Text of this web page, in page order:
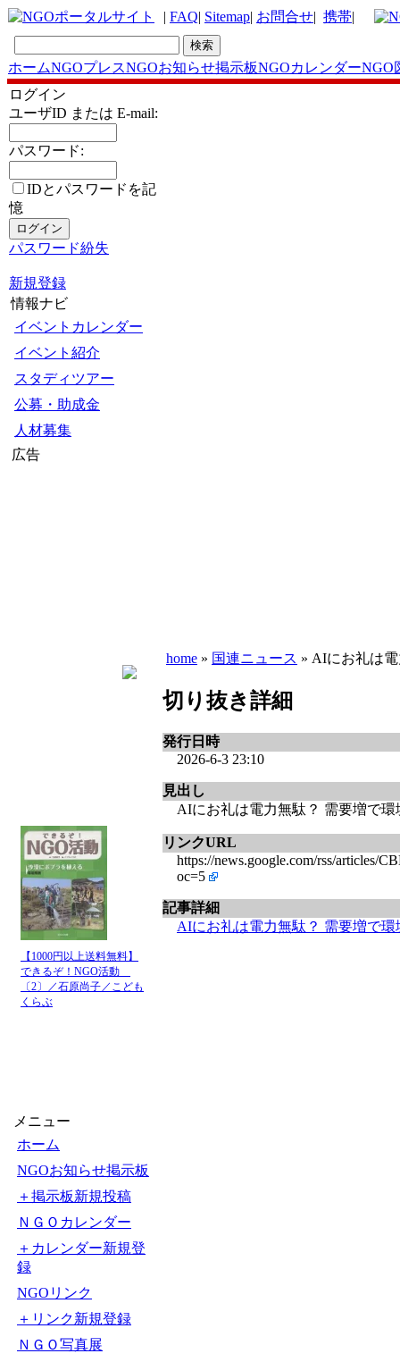
| FAQ| Sitemap| お問合せ| 携帯|
ホームNGOプレスNGOお知らせ掲示板NGOカレンダーNGO
ログイン
ユーザID または E-mail:
パスワード:
IDとパスワードを記
憶
パスワード紛失
新規登録
情報ナビ
イベントカレンダー
イベント紹介
スタディツアー
公募・助成金
人材募集
広告
【1000円以上送料無料】
できるぞ！NGO活動
〔2〕／石原尚子／こども
くらぶ
メニュー
ホーム
NGOお知らせ掲示板
＋掲示板新規投稿
ＮＧＯカレンダー
＋カレンダー新規登
録
NGOリンク
＋リンク新規登録
ＮＧＯ写真展
home » 国連ニュース » AIにお礼は
切り抜き詳細
発行日時
2026-6-3 23:10
見出し
AIにお礼は電力無駄？ 需要増で環
リンクURL
https://news.google.com/rss/
oc=5
記事詳細
AIにお礼は電力無駄？ 需要増で